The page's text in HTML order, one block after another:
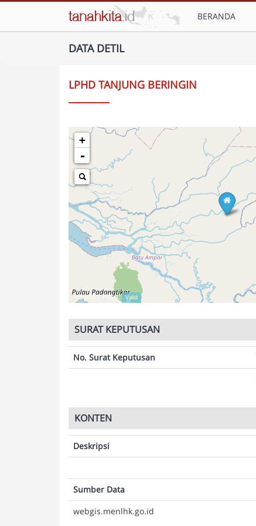
BERANDA
DATA DETIL
LPHD TANJUNG BERINGIN
+
-
Validasi Peta: Valid
SURAT KEPUTUSAN
No. Surat Keputusan
KONTEN
Deskripsi
Sumber Data
webgis.menlhk.go.id